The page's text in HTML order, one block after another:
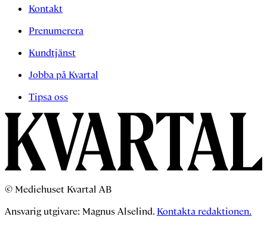
Kontakt
Prenumerera
Kundtjänst
Jobba på Kvartal
Tipsa oss
© Mediehuset Kvartal AB
Ansvarig utgivare: Magnus Alselind. Kontakta redaktionen.